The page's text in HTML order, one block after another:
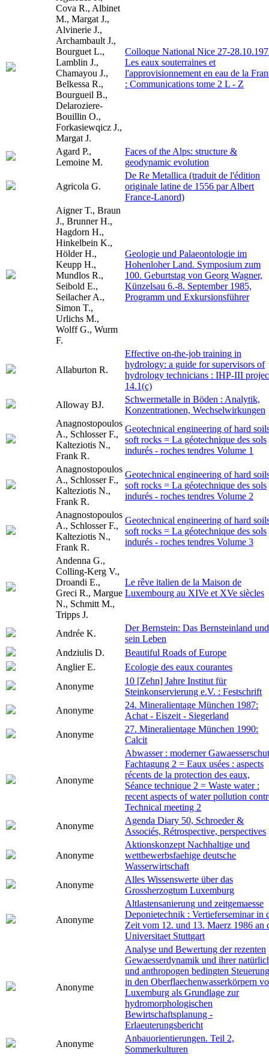
Cova R., Albinet
M., Margat J.,
Alvinerie J.,
Archambault J.,
Bourguet L.,
Lamblin J.,
Chamayou J.,
Belkessa R.,
Bourgueil B.,
Delaroziere-
Bouillin O.,
Forkasiewqicz J.,
Margat J.
Colloque National Nice 27-
Les eaux souterraines et
l'approvisionnement en eau de la
: Communications tome 2 L - Z
Agard P.,
Lemoine M.
Faces of the Alps: structure &
geodynamic evolution
Agricola G.
De Re Metallica (traduit de l'édition
originale latine de 1556 par Albert
France-Lanord)
Aigner T., Braun
J., Brunner H.,
Hagdorn H.,
Hinkelbein K.,
Hölder H.,
Keupp H.,
Mundlos R.,
Seibold E.,
Seilacher A.,
Simon T.,
Urlichs M.,
Wolff G., Wurm
F.
Geologie und Palaeontologie im
Hohenloher Land. Symposium zum
100. Geburtstag von Georg Wagner,
Künzelsau 6.-8. September 1985,
Programm und Exkursionsführer
Allaburton R.
Effective on-the-job training in
hydrology: a guide for supervisors of
hydrology technicians : IHP-III
14.1(c)
Alloway BJ.
Schwermetalle in Böden : Analytik,
Konzentrationen, Wechselwirkungen
Anagnostopoulos
A., Schlosser F.,
Kalteziotis N.,
Frank R.
Geotechnical engineering of hard
soft rocks = La géotechnique des sols
indurés - roches tendres Volume 1
Anagnostopoulos
A., Schlosser F.,
Kalteziotis N.,
Frank R.
Geotechnical engineering of hard
soft rocks = La géotechnique des sols
indurés - roches tendres Volume 2
Anagnostopoulos
A., Schlosser F.,
Kalteziotis N.,
Frank R.
Geotechnical engineering of hard
soft rocks = La géotechnique des sols
indurés - roches tendres Volume 3
Andenna G.,
Colling-Kerg V.,
Droandi E.,
Greci R., Margue
N., Schmitt M.,
Tripps J.
Le rêve italien de la Maison de
Luxembourg au XIVe et XVe siècles
Andrée K.
Der Bernstein: Das Bernsteinland und
sein Leben
Andziulis D.
Beautiful Roads of Europe
Anglier E.
Ecologie des eaux courantes
Anonyme
10 [Zehn] Jahre Institut für
Steinkonservierung e.V. : Festschrift
Anonyme
24. Mineralientage München 1987:
Achat - Eiszeit - Siegerland
Anonyme
27. Mineralientage München 1990:
Calcit
Anonyme
Abwasser : moderner
Fachtagung 2 = Eaux usées : aspects
récents de la protection des eaux,
Séance technique 2 = Waste water :
recent aspects of water pollution
Technical meeting 2
Anonyme
Agenda Diary 50, Schroeder &
Associés, Rétrospective, perspectives
Anonyme
Aktionskonzept Nachhaltige und
wettbewerbsfaehige deutsche
Wasserwirtschaft
Anonyme
Alles Wissenswerte über das
Grossherzogtum Luxemburg
Anonyme
Altlastensanierung und zeitgemaesse
Deponietechnik : Vertieferseminar in
Zeit vom 12. und 13. Maerz 1986 an
Universitaet Stuttgart
Anonyme
Analyse und Bewertung der rezenten
Gewaesserdynamik und ihrer
und anthropogen bedingten Steuerung
in den Oberflaechenwasserkörpern
Luxemburg als Grundlage zur
hydromorphologischen
Bewirtschaftsplanung -
Erlaeuterungsbericht
Anonyme
Anbauorientierungen. Teil 2,
Sommerkulturen